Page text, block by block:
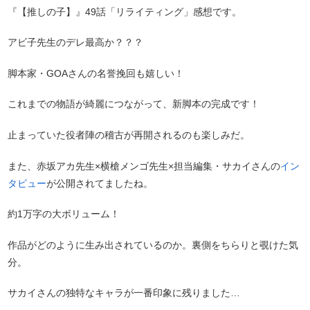
『【推しの子】』49話「リライティング」感想です。
アビ子先生のデレ最高か？？？
脚本家・GOAさんの名誉挽回も嬉しい！
これまでの物語が綺麗につながって、新脚本の完成です！
止まっていた役者陣の稽古が再開されるのも楽しみだ。
また、赤坂アカ先生×横槍メンゴ先生×担当編集・サカイさんのイン
タビューが公開されてましたね。
約1万字の大ボリューム！
作品がどのように生み出されているのか。裏側をちらりと覗けた気
分。
サカイさんの独特なキャラが一番印象に残りました…